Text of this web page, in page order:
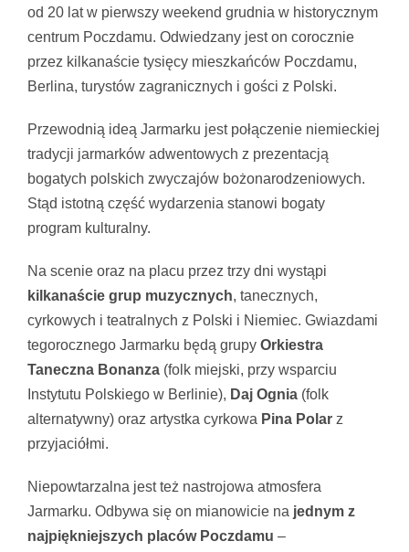
obrazek
od 20 lat w pierwszy weekend grudnia w historycznym
centrum Poczdamu. Odwiedzany jest on corocznie
przez kilkanaście tysięcy mieszkańców Poczdamu,
Berlina, turystów zagranicznych i gości z Polski.
Przewodnią ideą Jarmarku jest połączenie niemieckiej
tradycji jarmarków adwentowych z prezentacją
bogatych polskich zwyczajów bożonarodzeniowych.
Stąd istotną część wydarzenia stanowi bogaty
program kulturalny.
Na scenie oraz na placu przez trzy dni wystąpi
kilkanaście grup muzycznych, tanecznych,
cyrkowych i teatralnych z Polski i Niemiec. Gwiazdami
tegorocznego Jarmarku będą grupy Orkiestra
Taneczna Bonanza (folk miejski, przy wsparciu
Instytutu Polskiego w Berlinie), Daj Ognia (folk
alternatywny) oraz artystka cyrkowa Pina Polar z
przyjaciółmi.
Niepowtarzalna jest też nastrojowa atmosfera
Jarmarku. Odbywa się on mianowicie na jednym z
najpiękniejszych placów Poczdamu –